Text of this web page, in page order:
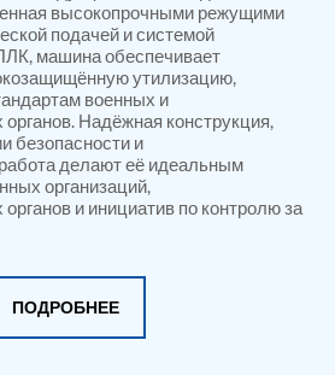
Plant
System
Test Bench Manufacturer
Proof Pressure Test Bench
Automation System
Test Rig
Single Row Weapon
Test Bench
Test System
высокопрочными режущими
подачей и системой
машина обеспечивает
утилизацию,
военных и
Надёжная конструкция,
безопасности и
делают её идеальным
организаций,
и инициатив по контролю за
ПОДРОБНЕЕ